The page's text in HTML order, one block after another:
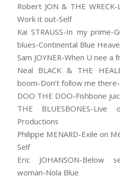
Robert JON & THE
Work it out-Self
Kai STRAUSS-In my
blues-Continental Blue
Sam JOYNER-When U nee a
Neal BLACK & THE
boom-Don’t follow me
DOO THE DOO-Fishbone
THE BLUESBONES-Live
Productions
Philippe MENARD-Exile on
Self
Eric JOHANSON-Below
woman-Nola Blue